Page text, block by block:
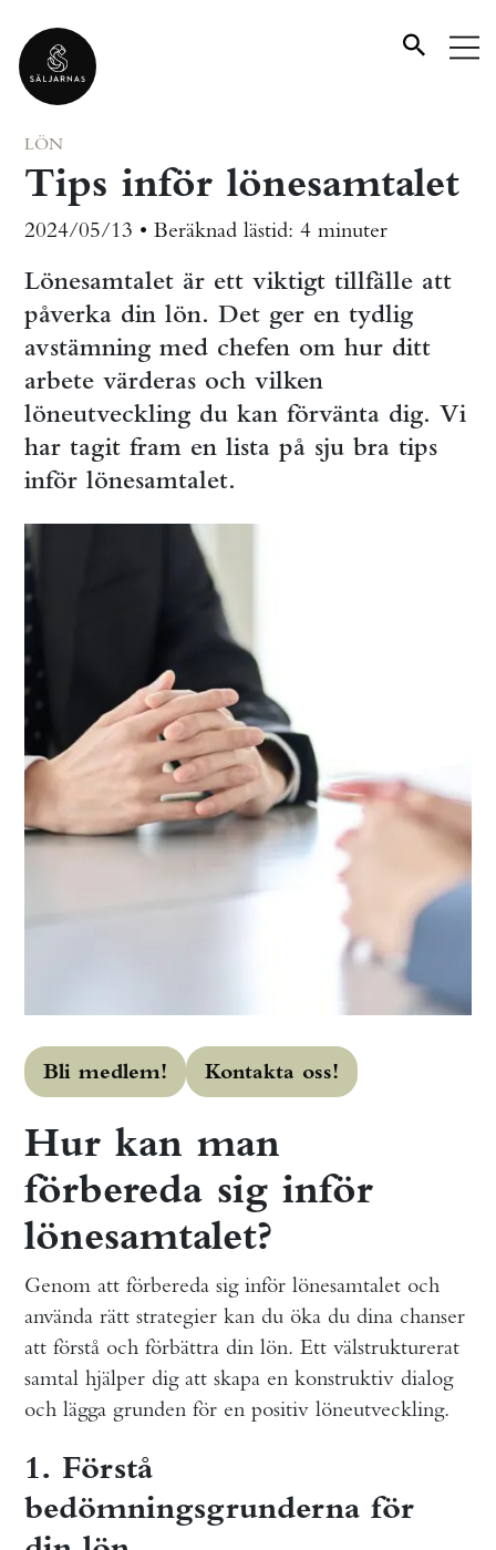
LÖN
Tips inför lönesamtalet
2024/05/13 • Beräknad lästid: 4 minuter
Lönesamtalet är ett viktigt tillfälle att
påverka din lön. Det ger en tydlig
avstämning med chefen om hur ditt
arbete värderas och vilken
löneutveckling du kan förvänta dig. Vi
har tagit fram en lista på sju bra tips
inför lönesamtalet.
Bli medlem! Kontakta oss!
Hur kan man
förbereda sig inför
lönesamtalet?
Genom att förbereda sig inför lönesamtalet och
använda rätt strategier kan du öka du dina chanser
att förstå och förbättra din lön. Ett välstrukturerat
samtal hjälper dig att skapa en konstruktiv dialog
och lägga grunden för en positiv löneutveckling.
1. Förstå
bedömningsgrunderna för